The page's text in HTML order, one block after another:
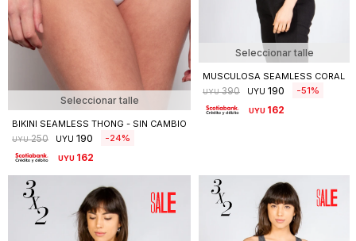
Seleccionar talle
BIKINI SEAMLESS THONG - SIN CAMBIO
UYU 250 UYU 190 24
UYU 162
Seleccionar talle
MUSCULOSA SEAMLESS CORAL
UYU 390 UYU 190 51
UYU 162